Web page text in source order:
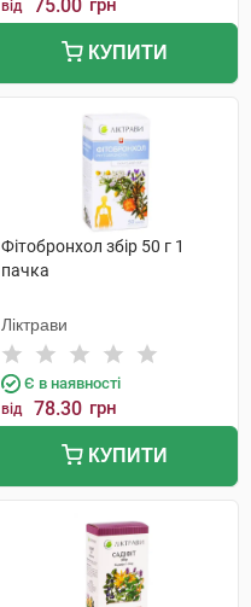
від 75.00 грн
КУПИТИ
Фітобронхол збір 50 г 1
пачка
Ліктрави
Є в наявності
від 78.30 грн
КУПИТИ